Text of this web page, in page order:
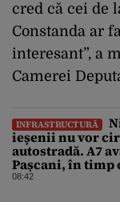
cred că cei de
Constanda ar
interesant”, a
Camerei
INFRASTRUCTURĂ
ieșenii nu vor
autostradă. A7
Pașcani, în timp
întârzie
08:42